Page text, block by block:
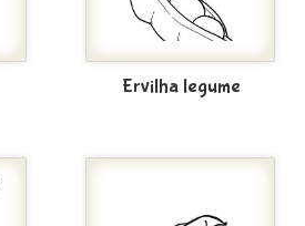
Ervilha legume